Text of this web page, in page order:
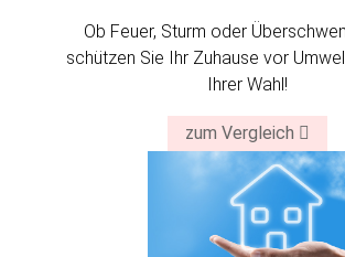
Ob Feuer, Sturm oder
schützen Sie Ihr Zuhause vor
Ihrer Wahl!
zum Vergleich